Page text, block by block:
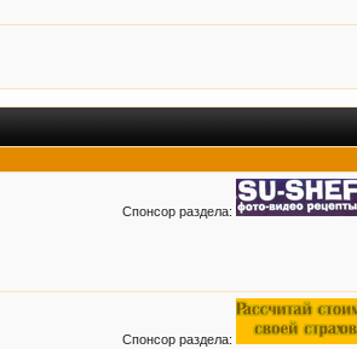
Спонсор раздела:
Спонсор раздела: